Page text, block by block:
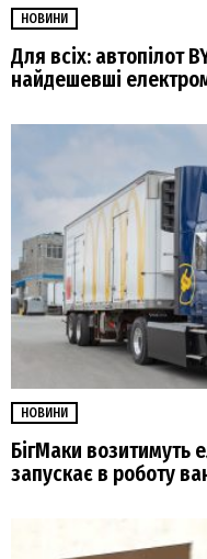
НОВИНИ
Для всіх: автопілот
найдешевші
НОВИНИ
БігМаки возитимуть
запускає в роботу